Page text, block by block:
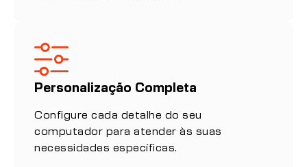
Personalização Completa
Configure cada detalhe do seu
computador para atender às suas
necessidades específicas.